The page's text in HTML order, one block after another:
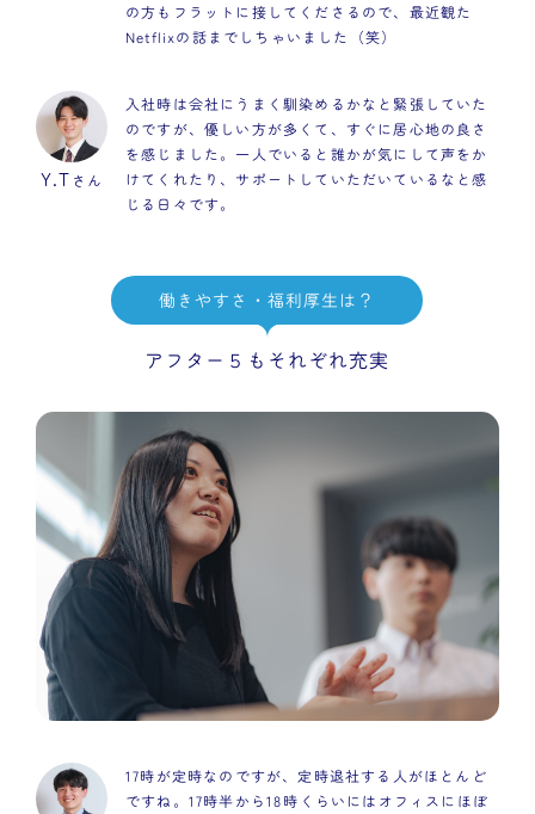
の方もフラットに接してくださるので、最近観た
Netflixの話までしちゃいました（笑）
Y.T さん
入社時は会社にうまく馴染めるかなと緊張していた
のですが、優しい方が多くて、すぐに居心地の良さ
を感じました。一人でいると誰かが気にして声をか
けてくれたり、サポートしていただいているなと感
じる日々です。
働きやすさ・福利厚生は？
アフター５もそれぞれ充実
17時が定時なのですが、定時退社する人がほとんど
ですね。17時半から18時くらいにはオフィスにほぼ